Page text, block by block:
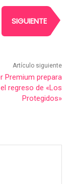
SIGUIENTE
Artículo siguiente
Premium prepara
el regreso de «Los
Protegidos»